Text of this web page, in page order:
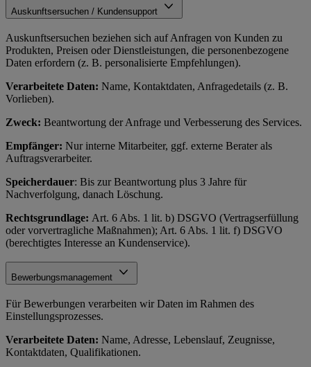
Auskunftsersuchen / Kundensupport
Auskunftsersuchen beziehen sich auf Anfragen von Kunden zu
Produkten, Preisen oder Dienstleistungen, die personenbezogene
Daten erfordern (z. B. personalisierte Empfehlungen).
Verarbeitete Daten: Name, Kontaktdaten, Anfragedetails (z. B.
Vorlieben).
Zweck: Beantwortung der Anfrage und Verbesserung des Services.
Empfänger: Nur interne Mitarbeiter, ggf. externe Berater als
Auftragsverarbeiter.
Speicherdauer: Bis zur Beantwortung plus 3 Jahre für
Nachverfolgung, danach Löschung.
Rechtsgrundlage: Art. 6 Abs. 1 lit. b) DSGVO (Vertragserfüllung
oder vorvertragliche Maßnahmen); Art. 6 Abs. 1 lit. f) DSGVO
(berechtigtes Interesse an Kundenservice).
Bewerbungsmanagement
Für Bewerbungen verarbeiten wir Daten im Rahmen des
Einstellungsprozesses.
Verarbeitete Daten: Name, Adresse, Lebenslauf, Zeugnisse,
Kontaktdaten, Qualifikationen.